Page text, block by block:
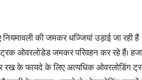
नियमावली की जमकर धज्जियां उड़ाई जा रही
ओवरलोडेड जमकर परिवहन कर रहे हैं।
रख के फायदे के लिए अत्यधिक ओवरलोडिंग